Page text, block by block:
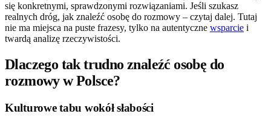
się konkretnymi, sprawdzonymi rozwiązaniami. Jeśli szukasz
realnych dróg, jak znaleźć osobę do rozmowy – czytaj dalej. Tutaj
nie ma miejsca na puste frazesy, tylko na autentyczne wsparcie i
twardą analizę rzeczywistości.
Dlaczego tak trudno znaleźć osobę do
rozmowy w Polsce?
Kulturowe tabu wokół słabości